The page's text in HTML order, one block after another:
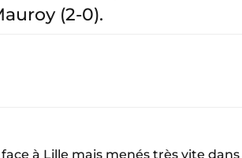
(2-0).
à Lille mais menés très vite